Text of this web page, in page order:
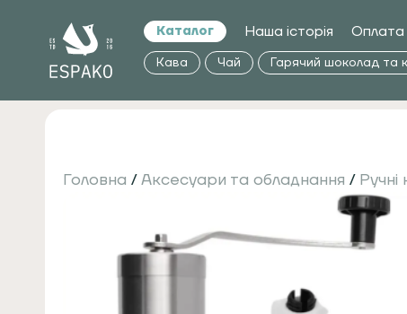
Каталог Наша історія Оплата
Кава Чай Гарячий шоколад та
Головна / Аксесуари та обладнання /